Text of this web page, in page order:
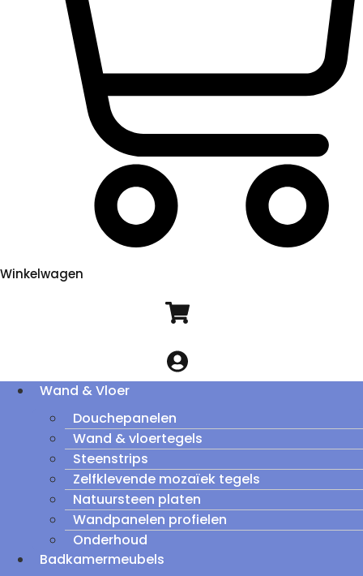
Winkelwagen
Wand & Vloer
Douchepanelen
Wand & vloertegels
Steenstrips
Zelfklevende mozaïek tegels
Natuursteen platen
Wandpanelen profielen
Onderhoud
Badkamermeubels